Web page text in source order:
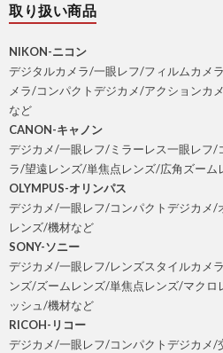
取り扱い商品
NIKON-ニコン
デジタルカメラ/一眼レフ/フィルムカメ
メラ/コンパクトデジカメ/アクションカ
など
CANON-キャノン
デジカメ/一眼レフ/ミラーレス一眼レフ/
ラ/望遠レンズ/単焦点レンズ/広角ズーム
OLYMPUS-オリンパス
デジカメ/一眼レフ/コンパクトデジカメ/
レンズ/機材など
SONY-ソニー
デジカメ/一眼レフ/レンズスタイルカメ
ンズ/ズームレンズ/単焦点レンズ/マク
ッシュ/機材など
RICOH-リコー
デジカメ/一眼レフ/コンパクトデジカメ/